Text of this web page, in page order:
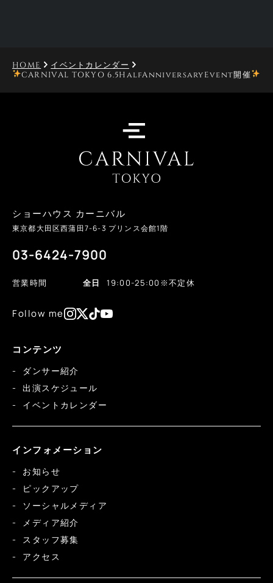
HOME
イベントカレンダー
CARNIVAL TOKYO 6.5HalfAnniversaryEvent開催
ショーハウス カーニバル
東京都大田区西蒲田7-6-3 プリンス会館1階
03-6424-7900
営業時間 全日 19:00-25:00 ※不定休
Follow me
コンテンツ
ダンサー紹介
出演スケジュール
イベントカレンダー
インフォメーション
お知らせ
ピックアップ
ソーシャルメディア
メディア紹介
スタッフ募集
アクセス